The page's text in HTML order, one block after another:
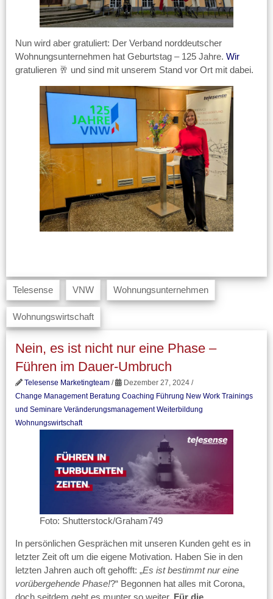
Nun wird aber gratuliert: Der Verband norddeutscher
Wohnungsunternehmen hat Geburtstag – 125 Jahre. Wir
gratulieren 🥂 und sind mit unserem Stand vor Ort mit dabei.
Telesense VNW Wohnungsunternehmen
Wohnungswirtschaft
Nein, es ist nicht nur eine Phase –
Führen im Dauer-Umbruch
Telesense Marketingteam /
Dezember 27, 2024 /
Change Management Beratung Coaching Führung New Work Trainings
und Seminare Veränderungsmanagement Weiterbildung
Wohnungswirtschaft
Foto: Shutterstock/Graham749
In persönlichen Gesprächen mit unseren Kunden geht es in
letzter Zeit oft um die eigene Motivation. Haben Sie in den
letzten Jahren auch oft gehofft: „Es ist bestimmt nur eine
vorübergehende Phase!?“ Begonnen hat alles mit Corona,
doch seitdem geht es munter so weiter. Für die